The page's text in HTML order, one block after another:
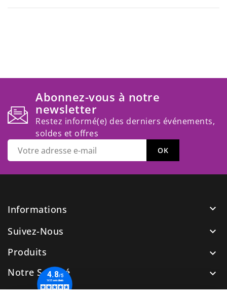
Abonnez-vous à notre
newsletter
Restez informé(e) des derniers événements,
soldes et offres
Informations

Suivez-Nous

Produits

Notre Société

Nos Guides